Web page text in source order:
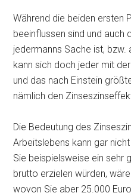
Während die beiden ersten
beeinflussen sind und auch
jedermanns Sache ist,
kann sich doch jeder mit
und das nach Einstein
nämlich den
Die Bedeutung des
Arbeitslebens kann gar
Sie beispielsweise ein sehr
brutto erzielen würden,
wovon Sie aber 25.000